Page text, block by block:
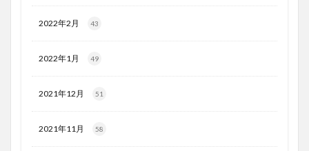
2022年2月 43
2022年1月 49
2021年12月 51
2021年11月 58